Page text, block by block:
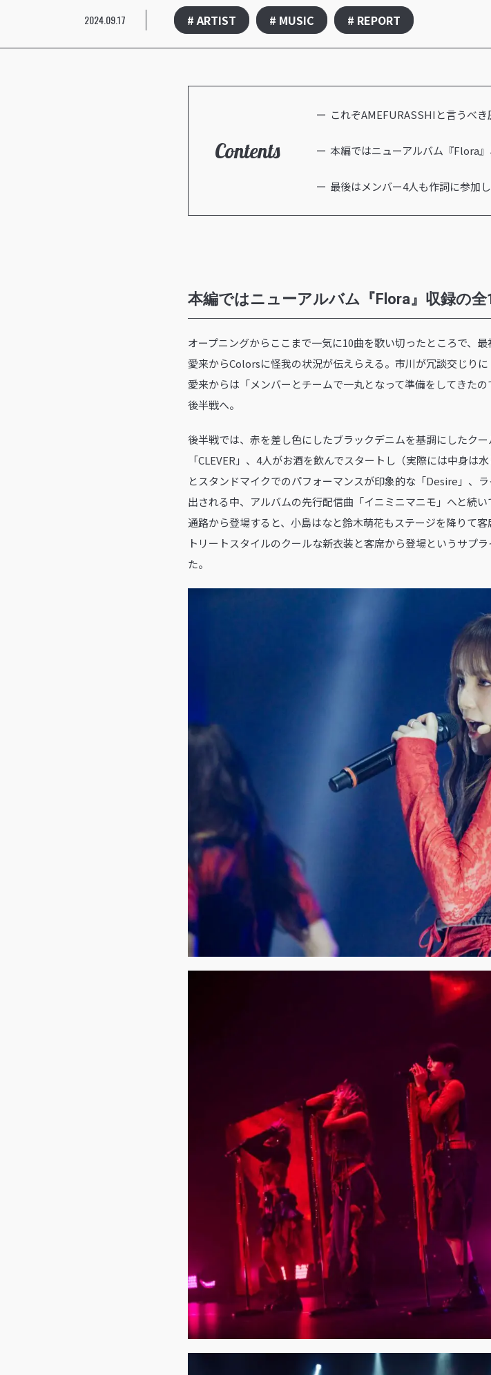
2024.09.17 # ARTIST # MUSIC # REPORT
Contents
これぞAMEFURASSHIと言うべ
本編ではニューアルバム『Flora
最後はメンバー4人も作詞に参加
本編ではニューアルバム『Flora』収録の
オープニングからここまで一気に10曲を歌い切ったところで、
愛来からColorsに怪我の状況が伝えらえる。市川が冗談交じり
愛来からは「メンバーとチームで一丸となって準備をしてきた
後半戦へ。
後半戦では、赤を差し色にしたブラックデニムを基調にしたク
「CLEVER」、4人がお酒を飲んでスタートし（実際には中身
とスタンドマイクでのパフォーマンスが印象的な「Desire」、
出される中、アルバムの先行配信曲「イニミニマニモ」へと続
通路から登場すると、小島はなと鈴木萌花もステージを降りて
トリートスタイルのクールな新衣装と客席から登場というサプ
た。